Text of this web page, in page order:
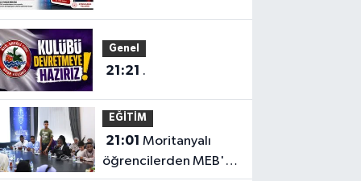
Genel
21:21 .
EĞİTİM
21:01 Moritanyalı
öğrencilerden MEB'e